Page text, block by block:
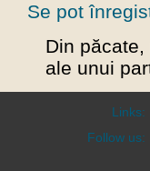
Se pot
Din
ale unui
Links:
Follow us: